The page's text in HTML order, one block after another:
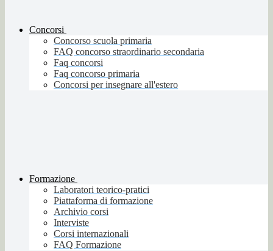
Concorsi
Concorso scuola primaria
FAQ concorso straordinario secondaria
Faq concorsi
Faq concorso primaria
Concorsi per insegnare all'estero
Formazione
Laboratori teorico-pratici
Piattaforma di formazione
Archivio corsi
Interviste
Corsi internazionali
FAQ Formazione